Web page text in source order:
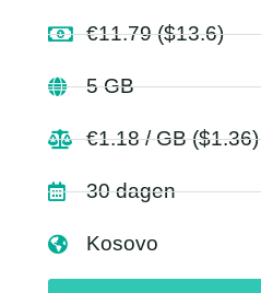
€11.79 ($13.6)
5 GB
€1.18 / GB ($1.36)
30 dagen
Kosovo